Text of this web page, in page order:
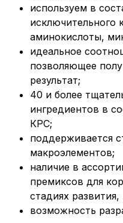
используем в
исключительного
аминокислоты,
идеальное
позволяющее
результат;
40 и более
ингредиентов в
КРС;
поддерживается
макроэлементов;
наличие в
премиксов для
стадиях развития,
возможность